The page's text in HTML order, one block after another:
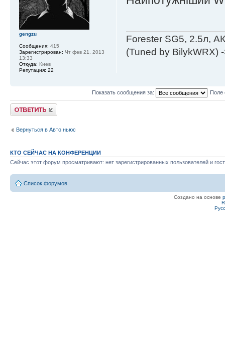
Forester SG5, 2.5л,
(Tuned by BilykWRX)
gengzu
Сообщения: 415
Зарегистрирован: Чт фев 21, 2013
13:33
Откуда: Киев
Репутация: 22
Показать сообщения за: Поле
Ответить
Вернуться в Авто ньюс
КТО СЕЙЧАС НА КОНФЕРЕНЦИИ
Сейчас этот форум просматривают: нет зарегистрированных пользователей и
Список форумов
Создано на основе